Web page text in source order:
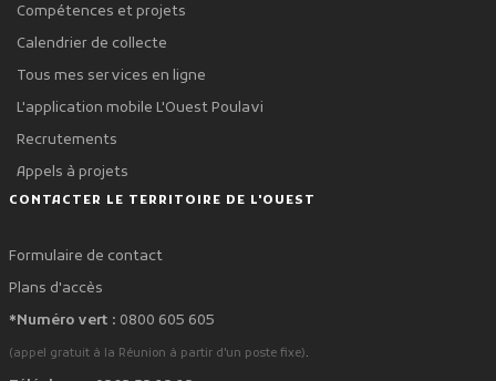
Compétences et projets
Calendrier de collecte
Tous mes services en ligne
L'application mobile L'Ouest Poulavi
Recrutements
Appels à projets
CONTACTER LE TERRITOIRE DE L'OUEST
Formulaire de contact
Plans d'accès
*Numéro vert : 0800 605 605
(appel gratuit à la Réunion à partir d'un poste fixe).